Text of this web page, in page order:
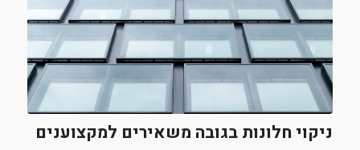
ניקוי חלונות בגובה משאירים למקצוענים